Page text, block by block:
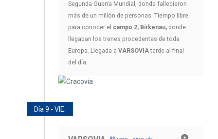
Segunda Guerra Mundial, donde fallecieron
más de un millón de personas. Tiempo libre
para conocer el campo 2, Birkenau, donde
llegaban los trenes procedentes de toda
Europa. Llegada a VARSOVIAtarde al final
del día.
Día 9 - VIE.